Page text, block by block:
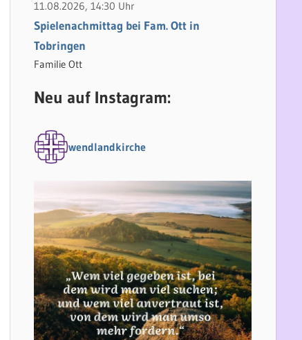
11.08.2026, 14:30 Uhr
Spielenachmittag bei Fam. Ott in
Tobringen
Familie Ott
Neu auf Instagram:
wendlandkirche